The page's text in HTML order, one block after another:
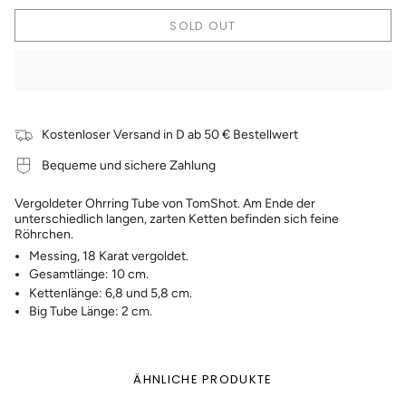
SOLD OUT
Kostenloser Versand in D ab 50 € Bestellwert
Bequeme und sichere Zahlung
Vergoldeter Ohrring Tube von TomShot. Am Ende der
unterschiedlich langen, zarten Ketten befinden sich feine
Röhrchen.
Messing, 18 Karat vergoldet.
Gesamtlänge: 10 cm.
Kettenlänge: 6,8 und 5,8 cm.
Big Tube Länge: 2 cm.
ÄHNLICHE PRODUKTE